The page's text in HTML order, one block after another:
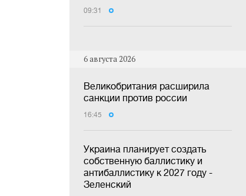
09:31
6 августа 2026
Великобритания расширила
санкции против россии
16:45
Украина планирует создать
собственную баллистику и
антибаллистику к 2027 году -
Зеленский